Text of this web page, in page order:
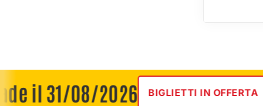
il 31/08/2026 BIGLIETTI IN OFFERTA